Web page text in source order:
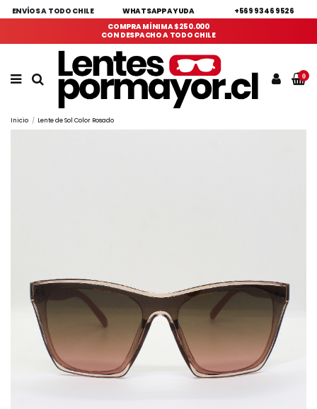
ENVÍOS A TODO CHILE WHATSAPP AYUDA
+569 9346 9526
COMPRA MÍNIMA $250.000
CON DESPACHO A TODO CHILE
0
Inicio Lente de Sol Color Rosado